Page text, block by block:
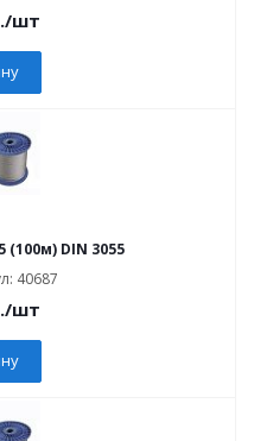
/шт
DIN 3055
40687
/шт